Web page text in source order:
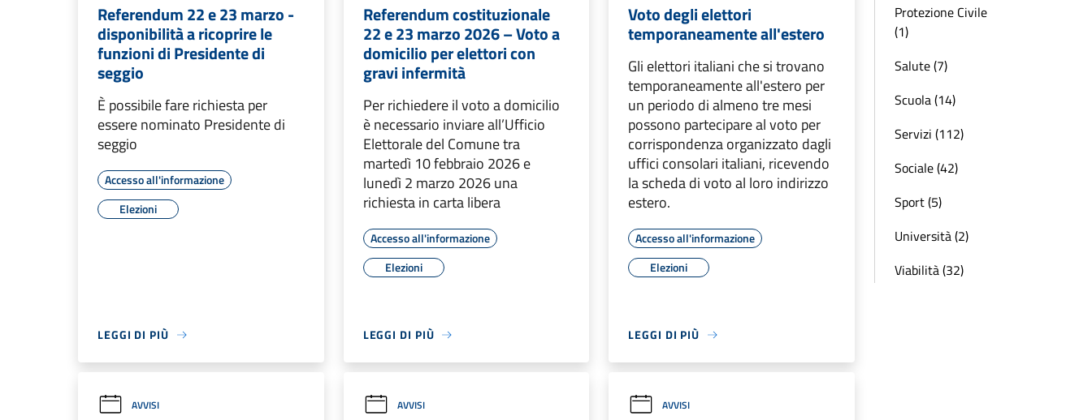
Referendum 22 e 23 marzo -
disponibilità a ricoprire le
funzioni di Presidente di
seggio
È possibile fare richiesta per
essere nominato Presidente di
seggio
Accesso all'informazione
Elezioni
LEGGI DI PIÙ
Referendum costituzionale
22 e 23 marzo 2026 – Voto a
domicilio per elettori con
gravi infermità
Per richiedere il voto a domicilio
è necessario inviare all’Ufficio
Elettorale del Comune tra
martedì 10 febbraio 2026 e
lunedì 2 marzo 2026 una
richiesta in carta libera
Accesso all'informazione
Elezioni
LEGGI DI PIÙ
Voto degli elettori
temporaneamente all'estero
Gli elettori italiani che si trovano
temporaneamente all'estero per
un periodo di almeno tre mesi
possono partecipare al voto per
corrispondenza organizzato dagli
uffici consolari italiani, ricevendo
la scheda di voto al loro indirizzo
estero.
Accesso all'informazione
Elezioni
LEGGI DI PIÙ
AVVISI AVVISI AVVISI
Protezione Civile
(1)
Salute (7)
Scuola (14)
Servizi (112)
Sociale (42)
Sport (5)
Università (2)
Viabilità (32)